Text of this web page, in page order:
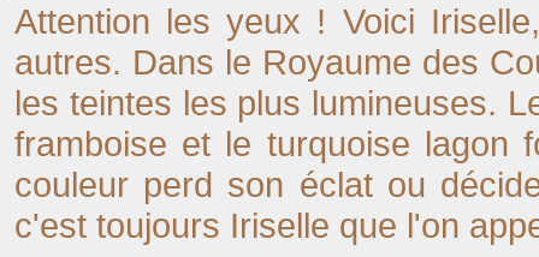
Attention les yeux ! Voici
autres. Dans le Royaume des
les teintes les plus lumineuses.
framboise et le turquoise lagon
couleur perd son éclat ou
c'est toujours Iriselle que l'on